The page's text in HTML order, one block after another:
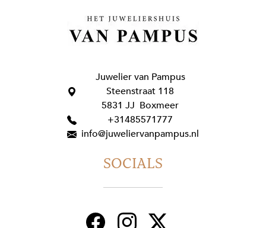
Juwelier van Pampus
Steenstraat 118
5831 JJ Boxmeer
+31485571777
info@juweliervanpampus.nl
SOCIALS